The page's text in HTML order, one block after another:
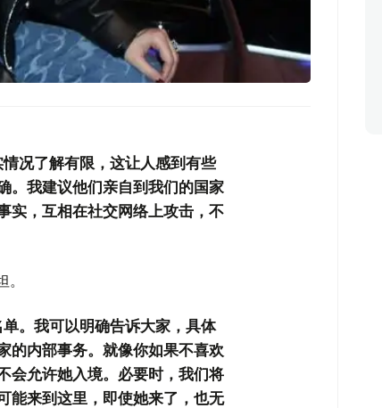
况了解有限，这让人感到有些
。我建议他们亲自到我们的国家
实，互相在社交网络上攻击，不
。我可以明确告诉大家，具体
的内部事务。就像你如果不喜欢
会允许她入境。必要时，我们将
能来到这里，即使她来了，也无